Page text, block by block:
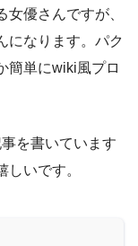
優さんですが、
になります。パク
簡単にwiki風プロ
を書いています
いです。